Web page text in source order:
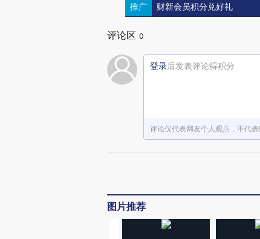
推广 财新会员积分兑好礼
评论区 0
登录后发表评论得积分
评论仅代表网友个人观点，不代
图片推荐